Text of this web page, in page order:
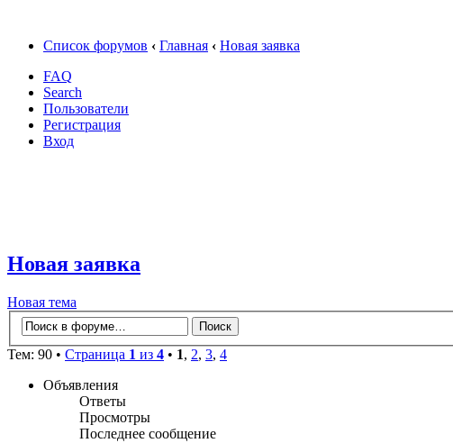
Список форумов ‹ Главная ‹ Новая заявка
FAQ
Search
Пользователи
Регистрация
Вход
Новая заявка
Новая тема
Тем: 90 • Страница 1 из 4 • 1, 2, 3, 4
Объявления
Ответы
Просмотры
Последнее сообщение